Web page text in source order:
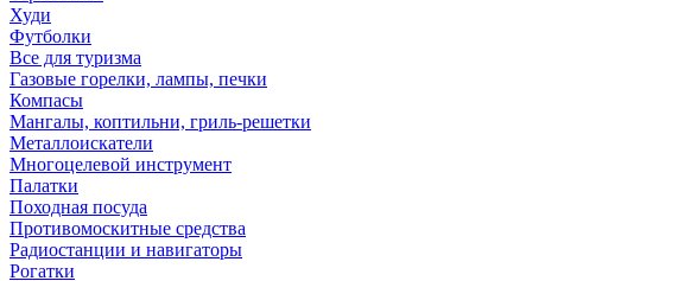
Худи
Футболки
Все для туризма
Газовые горелки, лампы, печки
Компасы
Мангалы, коптильни, гриль-решетки
Металлоискатели
Многоцелевой инструмент
Палатки
Походная посуда
Противомоскитные средства
Радиостанции и навигаторы
Рогатки